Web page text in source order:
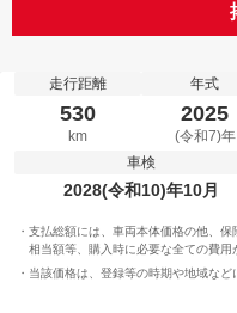
走行距離
530
km
年式
2025
(令和7)年
車検
2028(令和10)年10月
支払総額には、車両本体価格の他、
相当額等、購入時に必要な全ての費用
当該価格は、登録等の時期や地域など